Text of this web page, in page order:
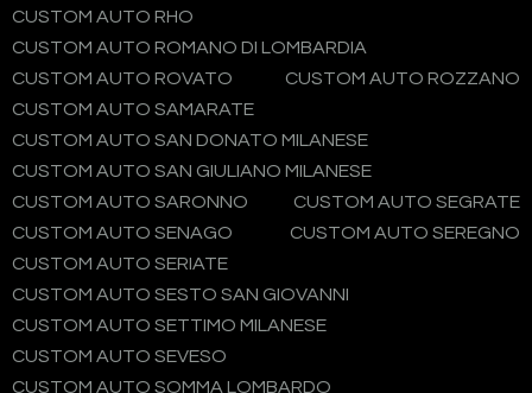
CUSTOM AUTO RHO
CUSTOM AUTO ROMANO DI LOMBARDIA
CUSTOM AUTO ROVATO
CUSTOM AUTO ROZZANO
CUSTOM AUTO SAMARATE
CUSTOM AUTO SAN DONATO MILANESE
CUSTOM AUTO SAN GIULIANO MILANESE
CUSTOM AUTO SARONNO
CUSTOM AUTO SEGRATE
CUSTOM AUTO SENAGO
CUSTOM AUTO SEREGNO
CUSTOM AUTO SERIATE
CUSTOM AUTO SESTO SAN GIOVANNI
CUSTOM AUTO SETTIMO MILANESE
CUSTOM AUTO SEVESO
CUSTOM AUTO SOMMA LOMBARDO